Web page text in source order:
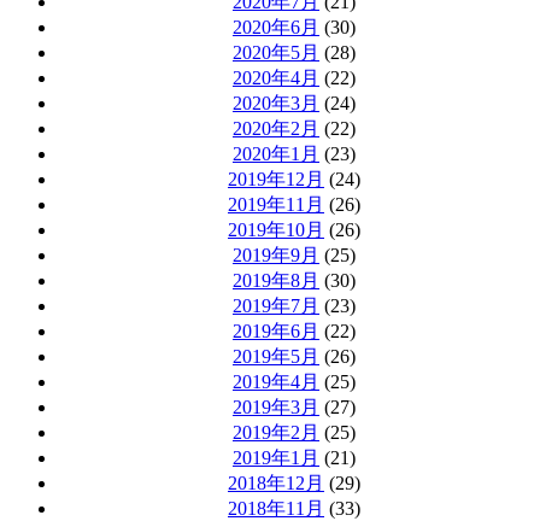
2020年6月 (30)
2020年5月 (28)
2020年4月 (22)
2020年3月 (24)
2020年2月 (22)
2020年1月 (23)
2019年12月 (24)
2019年11月 (26)
2019年10月 (26)
2019年9月 (25)
2019年8月 (30)
2019年7月 (23)
2019年6月 (22)
2019年5月 (26)
2019年4月 (25)
2019年3月 (27)
2019年2月 (25)
2019年1月 (21)
2018年12月 (29)
2018年11月 (33)